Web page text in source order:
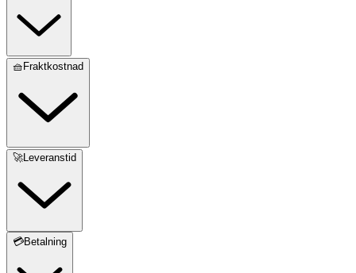
🧺Fraktkostnad
🚀Leveranstid
💳Betalning